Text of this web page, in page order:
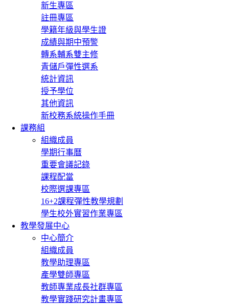
新生專區
註冊專區
學籍年級與學生證
成績與期中預警
轉系輔系雙主修
青儲戶彈性選系
統計資訊
授予學位
其他資訊
新校務系統操作手冊
課務組
組織成員
學期行事曆
重要會議記錄
課程配當
校際選課專區
16+2課程彈性教學規劃
學生校外實習作業專區
教學發展中心
中心簡介
組織成員
教學助理專區
產學雙師專區
教師專業成長社群專區
教學實踐研究計畫專區